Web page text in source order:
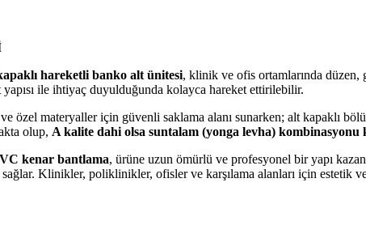
hareketli banko alt ünitesi, klinik ve ofis ortamlarında düzen,
ile ihtiyaç duyulduğunda kolayca hareket ettirilebilir.
özel materyaller için güvenli saklama alanı sunarken; alt kapaklı
olup, A kalite dahi olsa suntalam (yonga levha) kombinasyonu
kenar bantlama, ürüne uzun ömürlü ve profesyonel bir yapı
Klinikler, poliklinikler, ofisler ve karşılama alanları için estetik